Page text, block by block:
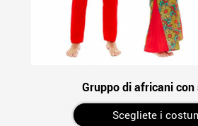
Gruppo di africani con
Scegliete i